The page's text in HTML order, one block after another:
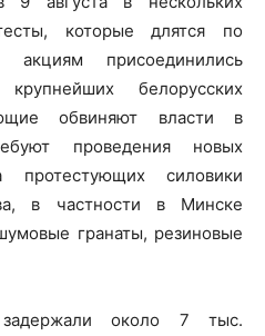
которые длятся по
присоединились
белорусских
обвиняют власти в
проведения новых
силовики
в частности в Минске
гранаты, резиновые
около 7 тыс.